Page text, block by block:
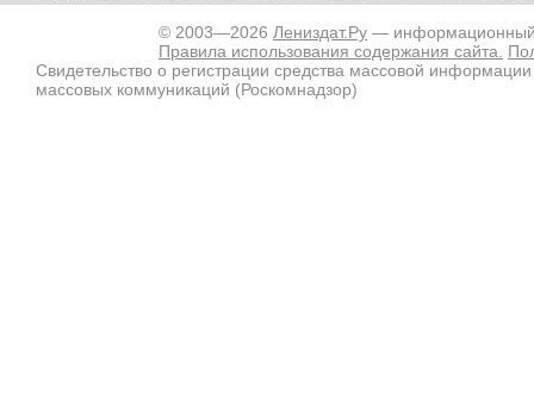
© 2003—2026 Лениздат.Ру — информационный
Правила использования содержания сайта.
Свидетельство о регистрации средства массовой
массовых коммуникаций (Роскомнадзор)